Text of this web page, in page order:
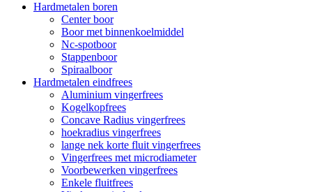
Hardmetalen boren
Center boor
Boor met binnenkoelmiddel
Nc-spotboor
Stappenboor
Spiraalboor
Hardmetalen eindfrees
Aluminium vingerfrees
Kogelkopfrees
Concave Radius vingerfrees
hoekradius vingerfrees
lange nek korte fluit vingerfrees
Vingerfrees met microdiameter
Voorbewerken vingerfrees
Enkele fluitfrees